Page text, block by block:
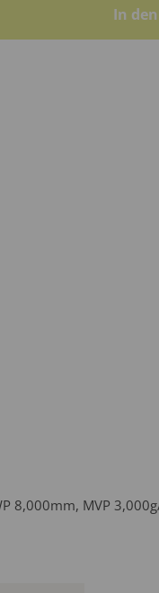
In
MVP